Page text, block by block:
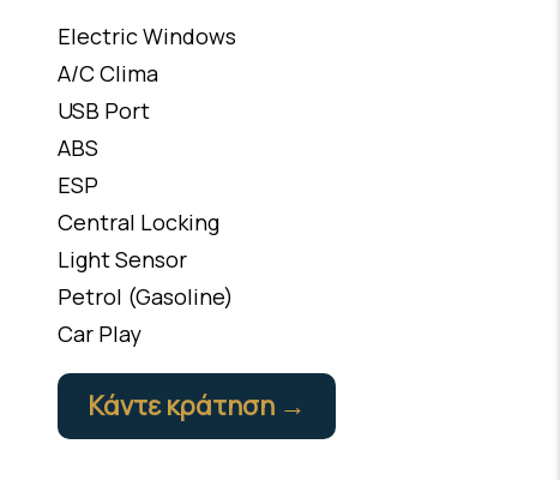
Electric Windows
A/C Clima
USB Port
ABS
ESP
Central Locking
Light Sensor
Petrol (Gasoline)
Car Play
Κάντε κράτηση →